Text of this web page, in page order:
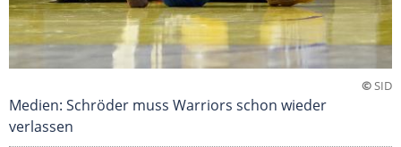
©SID
Medien: Schröder muss Warriors schon wieder
verlassen